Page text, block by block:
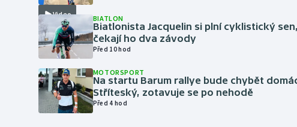
Video BIATLON
Biatlonista Jacquelin si plní cyklistický sen,
čekají ho dva závody
Před 10 hod
MOTORSPORT
Na startu Barum rallye bude chybět
Stříteský, zotavuje se po nehodě
Před 4 hod